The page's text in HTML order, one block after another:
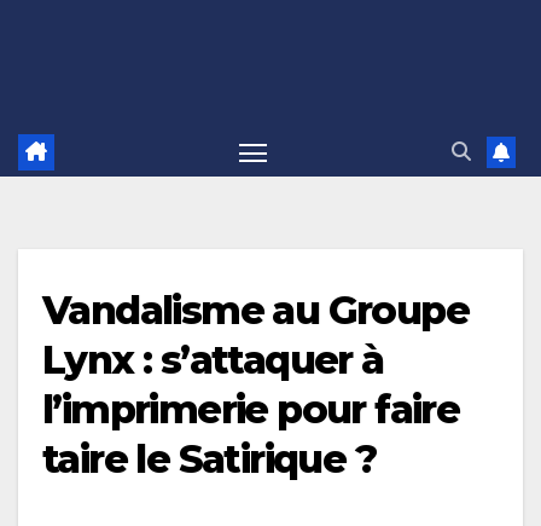
Vandalisme au Groupe
Lynx : s’attaquer à
l’imprimerie pour faire
taire le Satirique ?